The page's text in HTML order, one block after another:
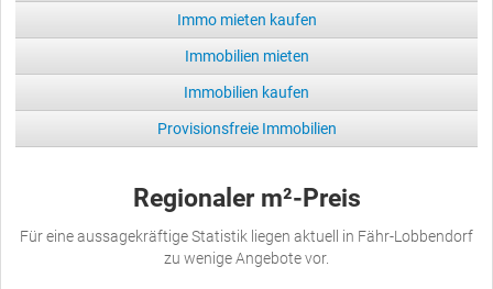
Immo mieten kaufen
Immobilien mieten
Immobilien kaufen
Provisionsfreie Immobilien
Regionaler m²-Preis
Für eine aussagekräftige Statistik liegen aktuell in Fähr-Lobbendorf
zu wenige Angebote vor.